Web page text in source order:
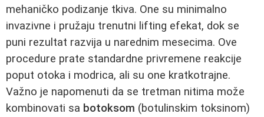
mehaničko podizanje tkiva. One su minimalno
invazivne i pružaju trenutni lifting efekat, dok se
puni rezultat razvija u narednim mesecima. Ove
procedure prate standardne privremene reakcije
poput otoka i modrica, ali su one kratkotrajne.
Važno je napomenuti da se tretman nitima može
kombinovati sa botoksom (botulinskim toksinom)